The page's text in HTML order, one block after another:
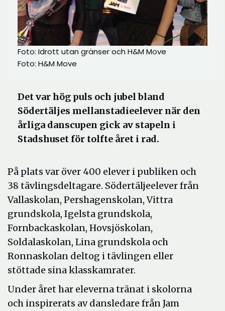
Foto: Idrott utan gränser och H&M Move
Foto: H&M Move
Det var hög puls och jubel bland
Södertäljes mellanstadieelever när den
årliga danscupen gick av stapeln i
Stadshuset för tolfte året i rad.
På plats var över 400 elever i publiken och
38 tävlingsdeltagare. Södertäljeelever från
Vallaskolan, Pershagenskolan, Vittra
grundskola, Igelsta grundskola,
Fornbackaskolan, Hovsjöskolan,
Soldalaskolan, Lina grundskola och
Ronnaskolan deltog i tävlingen eller
stöttade sina klasskamrater.
Under året har eleverna tränat i skolorna
och inspirerats av dansledare från Jam